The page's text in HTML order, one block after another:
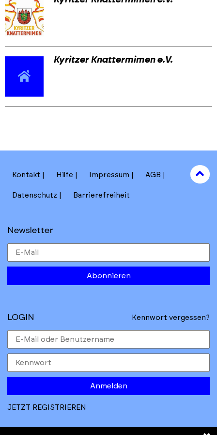
Kyritzer Knattermimen e.V.
Kontakt Hilfe Impressum AGB
Datenschutz Barrierefreiheit
Newsletter
Abonnieren
to
top
LOGIN Kennwort vergessen?
Anmelden
JETZT REGISTRIEREN